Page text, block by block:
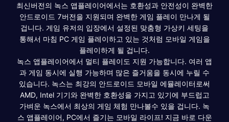
최신버전의 녹스 앱플레이어에서는 호환성과 안전성이 완벽한
안드로이드 7버전을 지원되며 완벽한 게임 플레이 만나게 될
겁니다. 게임 유저의 입장에서 설정된 맞춤형 가상키 세팅을
통해서 마침 PC 게임 플레이하고 있는 것처럼 모바일 게임을
플레이하게 될 겁니다.
녹스 앱플레이어에서 멀티 플레이도 지원 가능합니다. 여러 앱
과 게임 동시에 실행 가능하며 많은 즐거움을 동시에 누릴 수
있습니다. 녹스는 최강의 안드로이드 모바일 에뮬레이터로써
AMD, Intel 기기와 완벽한 호환성을 가지고 있기에 부드럽고
가벼운 녹스에서 최상의 게임 체험 만나볼수 있을 겁니다. 녹
스 앱플레이어, PC에서 즐기는 모바일 라이프! 지금 바로 다운